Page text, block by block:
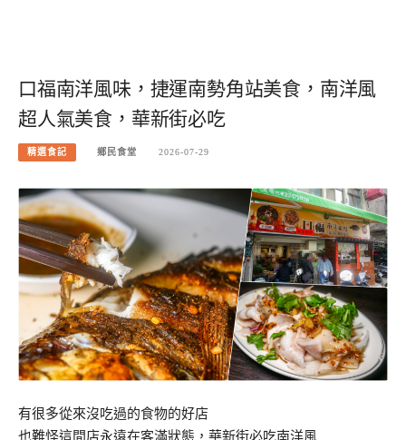
口福南洋風味，捷運南勢角站美食，南洋風
超人氣美食，華新街必吃
精選食記 鄉民食堂 2026-07-29
有很多從來沒吃過的食物的好店
也難怪這間店永遠在客滿狀態，華新街必吃南洋風